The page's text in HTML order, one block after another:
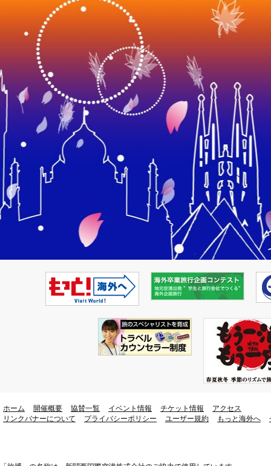
ホーム 開催概要 協賛一覧 イベント情報 チケット情報
アクセス
リンクバナーについて
プライバシーポリシー ユーザー規約 もっと海外へ